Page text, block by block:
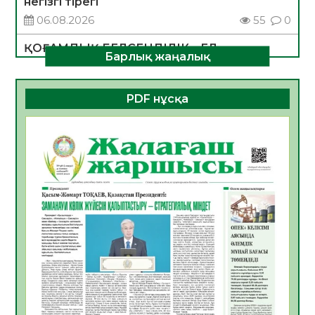
06.08.2026
55 0
ҚОҒАМДЫҚ БЕЛСЕНДІЛІК – ЕЛ
ДАМУЫНЫҢ НЕГІЗІ
06.08.2026
53 0
ҚҰРЫЛТАЙ САЙЛАУЫ – БОЛАШАҚҚА
БАСТАР ЖАУАПТЫ ТАҢДАУ
06.08.2026
Инфекциялық ауруларға қарсы иммундау
жұмыстарының тиімділігі
06.08.2026
57
Көкжөтел ауруы туралы
06.08.2026
55
АПВ вакцинасы туралы мәлімет
06.08.2026
56
Барлық жаңалық
PDF нұсқа